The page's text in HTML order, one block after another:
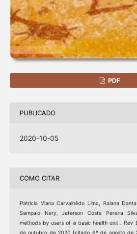
PDF
PUBLICADO
2020-10-05
COMO CITAR
Patrícia Viana Carvalhêdo Lima, Raiana
Sampaio Nery, Jeferson Costa Pereira
methods by users of a basic health unit . Rev
de outubro de 2020 [citado 6º de agosto de